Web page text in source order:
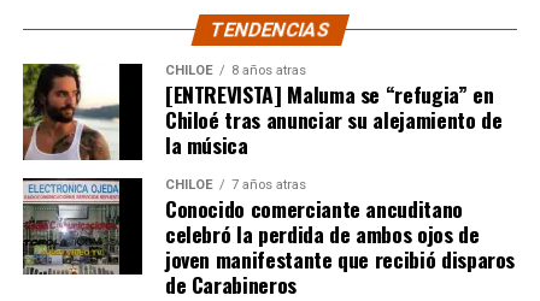
TENDENCIAS
CHILOE 8 años atras
[ENTREVISTA] Maluma se “refugia” en
Chiloé tras anunciar su alejamiento de
la música
CHILOE 7 años atras
Conocido comerciante ancuditano
celebró la perdida de ambos ojos de
joven manifestante que recibió disparos
de Carabineros